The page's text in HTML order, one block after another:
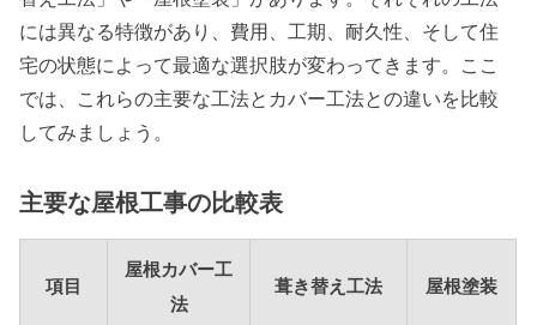
には異なる特徴があり、費用、工期、耐久性、そして住
宅の状態によって最適な選択肢が変わってきます。ここ
では、これらの主要な工法とカバー工法との違いを比較
してみましょう。
主要な屋根工事の比較表
項目
屋根カバー工
法
葺き替え工法 屋根塗装